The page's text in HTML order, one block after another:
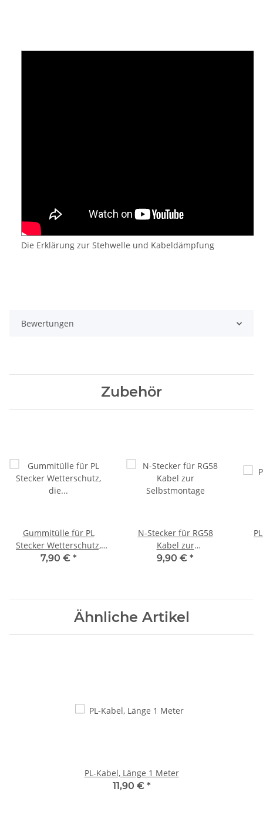
Die Erklärung zur Stehwelle und Kabeldämpfung
Bewertungen
Zubehör
Gummitülle für PL
Stecker Wetterschutz,
die Kabelöffnung ist
7,90 € *
N-Stecker für RG58
Kabel zur
Selbstmontage
9,90 € *
Ähnliche Artikel
PL-Kabel, Länge 1 Meter
11,90 € *